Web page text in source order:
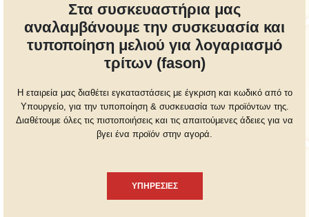
Στα συσκευαστήρια μας
αναλαμβάνουμε την συσκευασία και
τυποποίηση μελιού για λογαριασμό
τρίτων (fason)
Η εταιρεία μας διαθέτει εγκαταστάσεις με έγκριση και κωδικό από το
Υπουργείο, για την τυποποίηση & συσκευασία των προϊόντων της.
Διαθέτουμε όλες τις πιστοποιήσεις και τις απαιτούμενες άδειες για να
βγει ένα προϊόν στην αγορά.
ΥΠΗΡΕΣΙΕΣ